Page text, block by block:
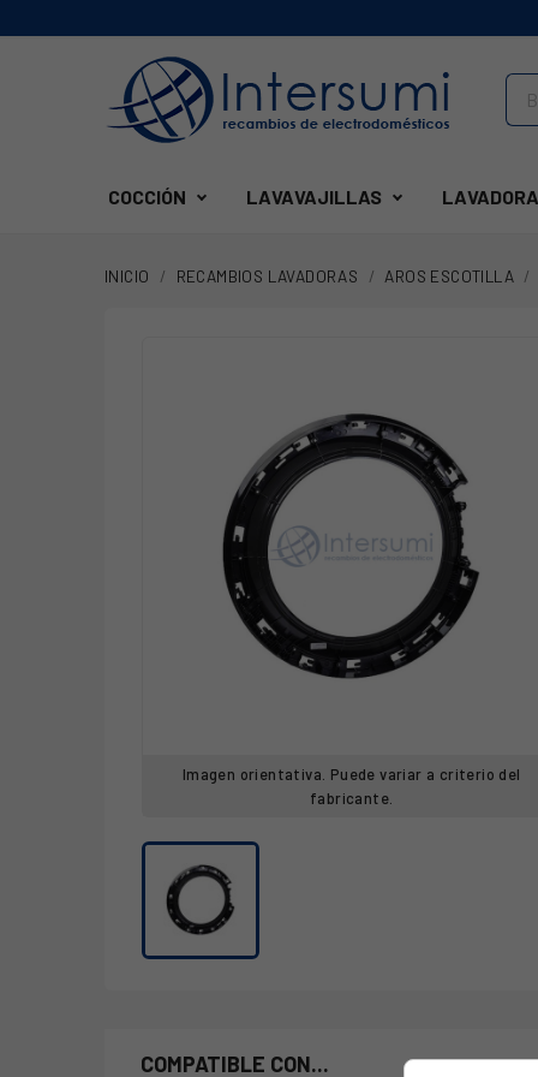
COCCIÓN LAVAVAJILLAS
INICIO RECAMBIOS LAVADORAS AROS ESCOTILLA
Imagen orientativa. Puede variar a criterio del
fabricante.
COMPATIBLE CON...